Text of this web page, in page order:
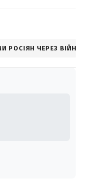
РОСІЯН ЧЕРЕЗ ВІЙНУ